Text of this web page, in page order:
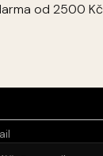
od 2500 Kč